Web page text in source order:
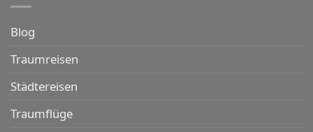
Blog
Traumreisen
Städtereisen
Traumflüge